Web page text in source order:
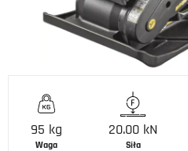
95 kg
Waga
20.00 kN
Siła